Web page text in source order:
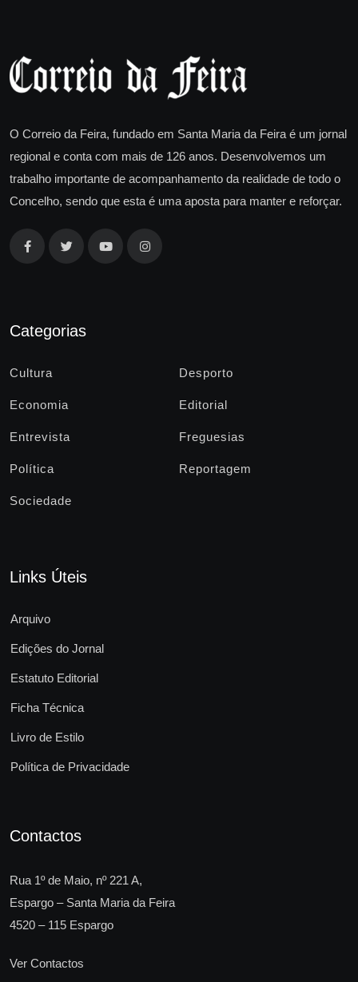
O Correio da Feira, fundado em Santa Maria da Feira é um jornal
regional e conta com mais de 126 anos. Desenvolvemos um
trabalho importante de acompanhamento da realidade de todo o
Concelho, sendo que esta é uma aposta para manter e reforçar.
Categorias
Cultura Desporto
Economia Editorial
Entrevista Freguesias
Política Reportagem
Sociedade
Links Úteis
Arquivo
Edições do Jornal
Estatuto Editorial
Ficha Técnica
Livro de Estilo
Política de Privacidade
Contactos
Rua 1º de Maio, nº 221 A,
Espargo – Santa Maria da Feira
4520 – 115 Espargo
Ver Contactos